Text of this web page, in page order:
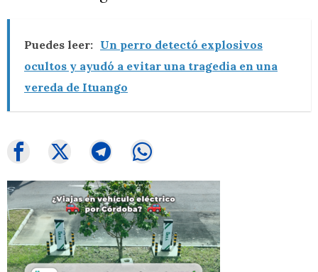
Puedes leer: Un perro detectó explosivos
ocultos y ayudó a evitar una tragedia en una
vereda de Ituango